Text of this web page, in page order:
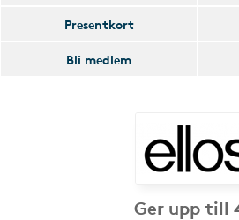
Presentkort
Bli medlem
Ger upp till